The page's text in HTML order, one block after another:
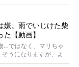
嫌。雨でいじけた柴
【動画】
…ではなく、マリちゃ
うになりますが、よ